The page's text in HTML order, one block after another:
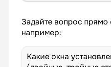
Задайте вопрос прямо
например: